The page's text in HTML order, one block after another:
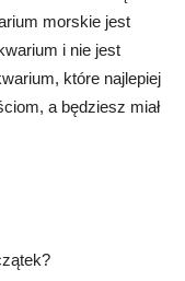
morskie jest
i nie jest
które najlepiej
a będziesz miał